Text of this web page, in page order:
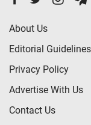
About Us
Editorial Guidelines
Privacy Policy
Advertise With Us
Contact Us